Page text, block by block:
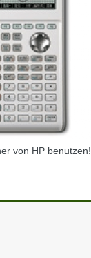
von HP benutzen!